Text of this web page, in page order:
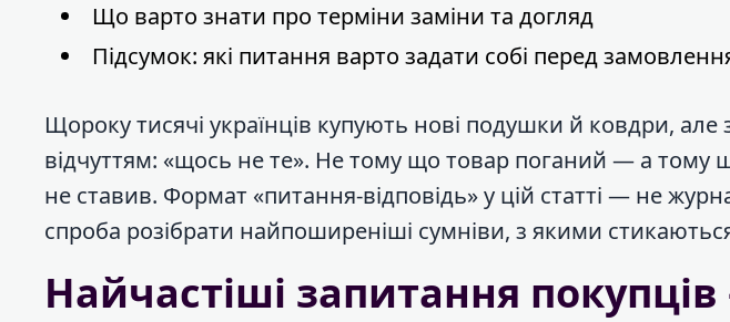
Що варто знати про терміни заміни та догляд
Підсумок: які питання варто задати собі перед
Щороку тисячі українців купують нові подушки й ковдри,
відчуттям: «щось не те». Не тому що товар поганий — а тому
не ставив. Формат «питання-відповідь» у цій статті — не
спроба розібрати найпоширеніші сумніви, з якими
Найчастіші запитання покупців